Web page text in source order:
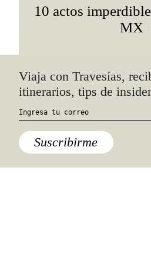
10 actos
MX
Quiénes